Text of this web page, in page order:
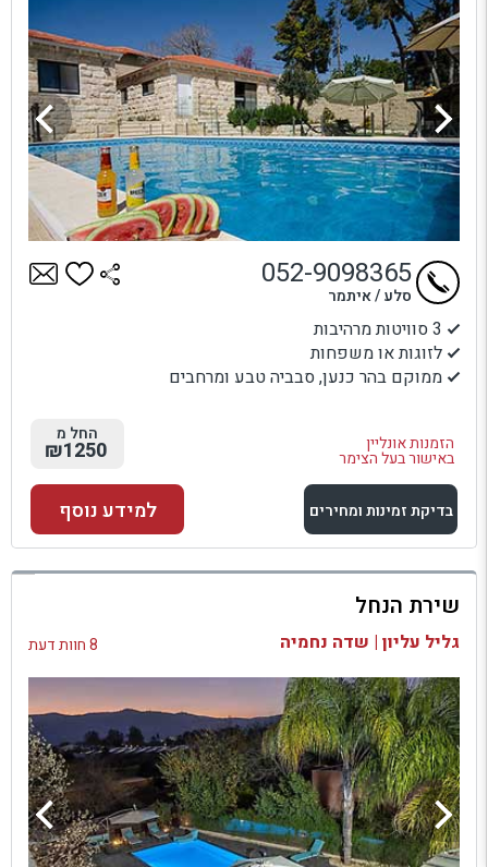
3 סוויטות מרהיבות
לזוגות או משפחות
ממוקם בהר כנען, סבביה טבע ומרחבים
הזמנות אונליין
באישור בעל הצימר
052-9098365
סלע / איתמר
החל מ
₪1250
בדיקת זמינות ומחירים
למתחם זה
בדיקת זמינות ומחירים
למידע נוסף
שירת הנחל
גליל עליון | שדה נחמיה 8 חוות דעת